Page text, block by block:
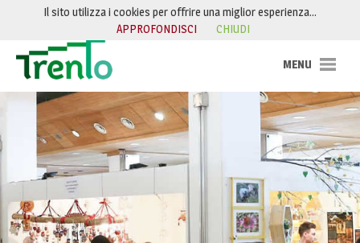
Salta al contenuto
Il sito utilizza i cookies per offrire una miglior esperienza…
APPROFONDISCI
CHIUDI